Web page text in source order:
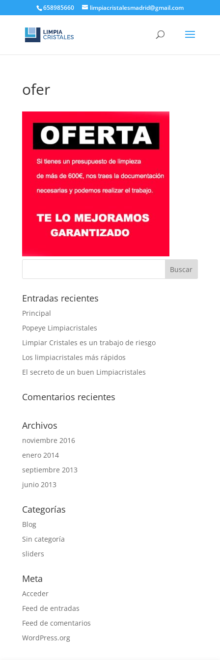
658985660 limpiacristalesmadrid@gmail.com
ofer
Entradas recientes
Principal
Popeye Limpiacristales
Limpiar Cristales es un trabajo de riesgo
Los limpiacristales más rápidos
El secreto de un buen Limpiacristales
Comentarios recientes
Archivos
noviembre 2016
enero 2014
septiembre 2013
junio 2013
Categorías
Blog
Sin categoría
sliders
Meta
Acceder
Feed de entradas
Feed de comentarios
WordPress.org